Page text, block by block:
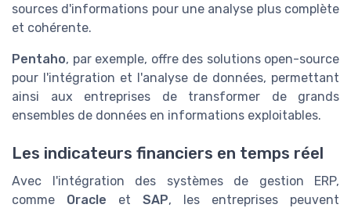
sources d'informations pour une analyse plus complète
et cohérente.
Pentaho, par exemple, offre des solutions open-source
pour l'intégration et l'analyse de données, permettant
ainsi aux entreprises de transformer de grands
ensembles de données en informations exploitables.
Les indicateurs financiers en temps réel
Avec l'intégration des systèmes de gestion ERP,
comme Oracle et SAP, les entreprises peuvent